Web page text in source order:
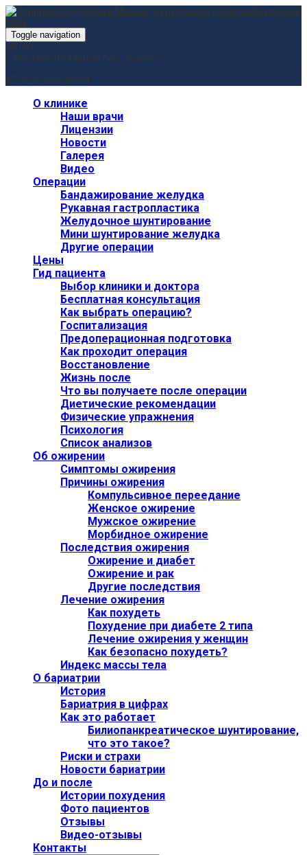
Toggle navigation
МЕНЮ
г. Москва Столярный пер., 3, корп. 2
+7 (926) 656-49-80
О клинике
Наши врачи
Лицензии
Новости
Галерея
Видео
Операции
Бандажирование желудка
Рукавная гастропластика
Желудочное шунтирование
Мини шунтирование желудка
Другие операции
Цены
Гид пациента
Выбор клиники и доктора
Бесплатная консультация
Как выбрать операцию?
Госпитализация
Предоперационная подготовка
Как проходит операция
Восстановление
Жизнь после
Что вы получаете после операции
Диетические рекомендации
Физические упражнения
Психология
Список анализов
Об ожирении
Симптомы ожирения
Причины ожирения
Компульсивное переедание
Женское ожирение
Мужское ожирение
Морбидное ожирение
Последствия ожирения
Ожирение и диабет
Ожирение и рак
Другие последствия
Лечение ожирения
Как похудеть
Похудение при диабете 2 типа
Лечение ожирения у женщин
Как безопасно похудеть?
Индекс массы тела
О бариатрии
История
Бариатрия в цифрах
Как это работает
Билиопанкреатическое шунтирование,
что это такое?
Риски и страхи
Новости бариатрии
До и после
Истории похудения
Фото пациентов
Отзывы
Видео-отзывы
Контакты